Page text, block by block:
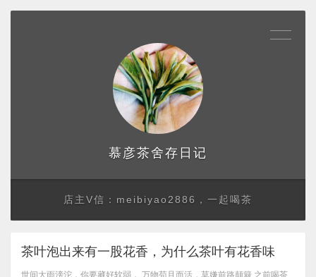
慕彦茶舍存日记
店主V信：meibiyao2886，一起喝茶
茶叶泡出来有一股花香，为什么茶叶有花香味
世间大雨滂沱，你要藏好软弱， 万物苟且而活，莫嫌前路颠簸 之前喝茶